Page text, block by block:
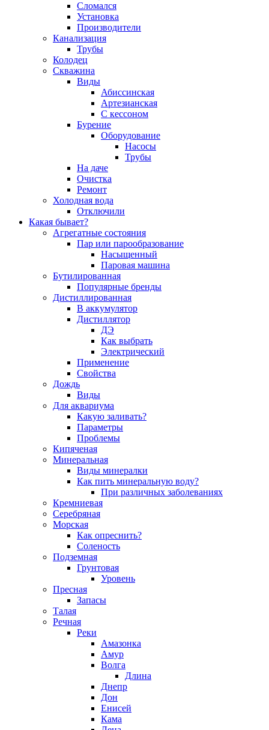
Сломался
Установка
Производители
Канализация
Трубы
Колодец
Скважина
Виды
Абиссинская
Артезианская
С кессоном
Бурение
Оборудование
Насосы
Трубы
На даче
Очистка
Ремонт
Холодная вода
Отключили
Какая бывает?
Агрегатные состояния
Пар или парообразование
Насыщенный
Паровая машина
Бутилированная
Популярные бренды
Дистиллированная
В аккумулятор
Дистиллятор
ДЭ
Как выбрать
Электрический
Применение
Свойства
Дождь
Виды
Для аквариума
Какую заливать?
Параметры
Проблемы
Кипяченая
Минеральная
Виды минералки
Как пить минеральную воду?
При различных заболеваниях
Кремниевая
Серебряная
Морская
Как опреснить?
Соленость
Подземная
Грунтовая
Уровень
Пресная
Запасы
Талая
Речная
Реки
Амазонка
Амур
Волга
Длина
Днепр
Дон
Енисей
Кама